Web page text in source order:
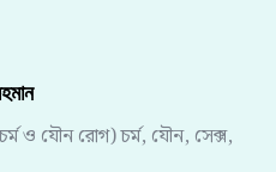
ও যৌন রোগ) চর্ম, যৌন, সেক্স,